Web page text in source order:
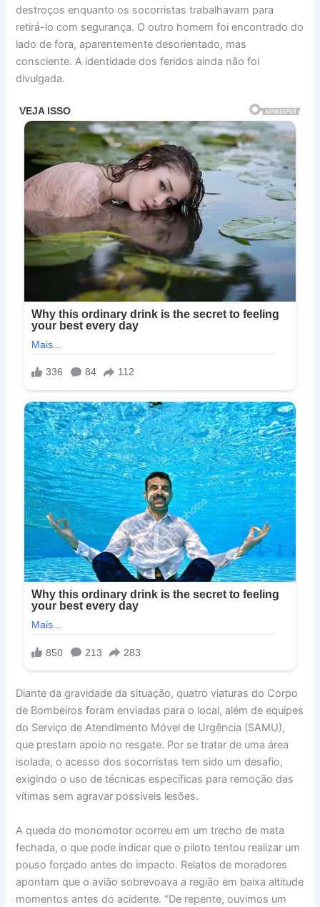
destroços enquanto os socorristas trabalhavam para
retirá-lo com segurança. O outro homem foi encontrado do
lado de fora, aparentemente desorientado, mas
consciente. A identidade dos feridos ainda não foi
divulgada.
Diante da gravidade da situação, quatro viaturas do Corpo
de Bombeiros foram enviadas para o local, além de equipes
do Serviço de Atendimento Móvel de Urgência (SAMU),
que prestam apoio no resgate. Por se tratar de uma área
isolada, o acesso dos socorristas tem sido um desafio,
exigindo o uso de técnicas específicas para remoção das
vítimas sem agravar possíveis lesões.
A queda do monomotor ocorreu em um trecho de mata
fechada, o que pode indicar que o piloto tentou realizar um
pouso forçado antes do impacto. Relatos de moradores
apontam que o avião sobrevoava a região em baixa altitude
momentos antes do acidente. “De repente, ouvimos um